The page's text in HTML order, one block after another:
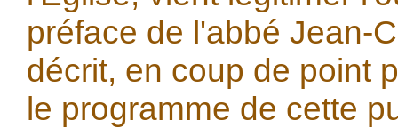
préface de l'abbé Jean-
décrit, en coup de point
le programme de cette